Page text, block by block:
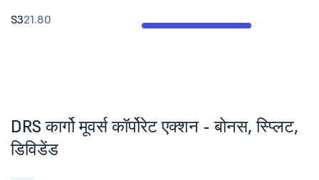
S321.80
DRS कार्गो मूवर्स कॉर्पोरेट एक्शन - बोनस, स्प्लिट,
डिविडेंड